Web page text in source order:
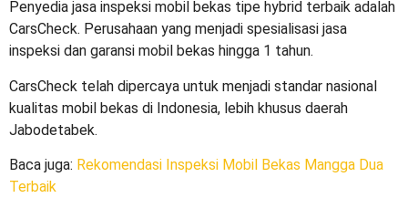
Penyedia jasa inspeksi mobil bekas tipe hybrid terbaik adalah
CarsCheck. Perusahaan yang menjadi spesialisasi jasa
inspeksi dan garansi mobil bekas hingga 1 tahun.
CarsCheck telah dipercaya untuk menjadi standar nasional
kualitas mobil bekas di Indonesia, lebih khusus daerah
Jabodetabek.
Baca juga: Rekomendasi Inspeksi Mobil Bekas Mangga Dua
Terbaik